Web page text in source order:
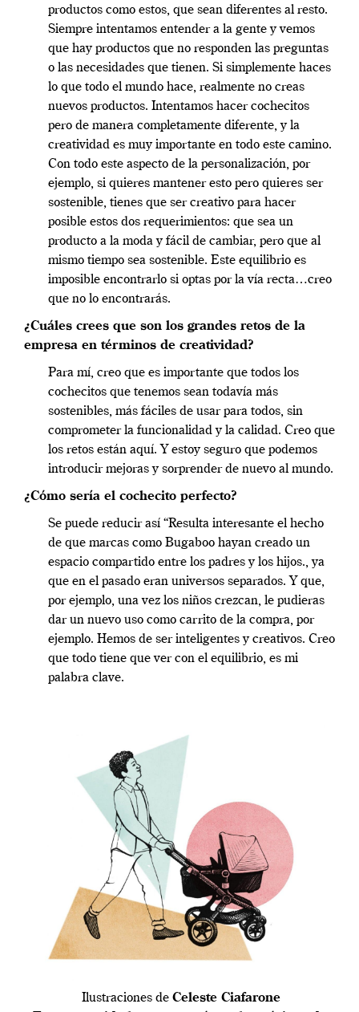
productos como estos, que sean diferentes al resto.
Siempre intentamos entender a la gente y vemos
que hay productos que no responden las preguntas
o las necesidades que tienen. Si simplemente haces
lo que todo el mundo hace, realmente no creas
nuevos productos. Intentamos hacer cochecitos
pero de manera completamente diferente, y la
creatividad es muy importante en todo este camino.
Con todo este aspecto de la personalización, por
ejemplo, si quieres mantener esto pero quieres ser
sostenible, tienes que ser creativo para hacer
posible estos dos requerimientos: que sea un
producto a la moda y fácil de cambiar, pero que al
mismo tiempo sea sostenible. Este equilibrio es
imposible encontrarlo si optas por la vía recta…creo
que no lo encontrarás.
¿Cuáles crees que son los grandes retos de la
empresa en términos de creatividad?
Para mí, creo que es importante que todos los
cochecitos que tenemos sean todavía más
sostenibles, más fáciles de usar para todos, sin
comprometer la funcionalidad y la calidad. Creo que
los retos están aquí. Y estoy seguro que podemos
introducir mejoras y sorprender de nuevo al mundo.
¿Cómo sería el cochecito perfecto?
Se puede reducir así “Resulta interesante el hecho
de que marcas como Bugaboo hayan creado un
espacio compartido entre los padres y los hijos., ya
que en el pasado eran universos separados. Y que,
por ejemplo, una vez los niños crezcan, le pudieras
dar un nuevo uso como carrito de la compra, por
ejemplo. Hemos de ser inteligentes y creativos. Creo
que todo tiene que ver con el equilibrio, es mi
palabra clave.
Ilustraciones de Celeste Ciafarone